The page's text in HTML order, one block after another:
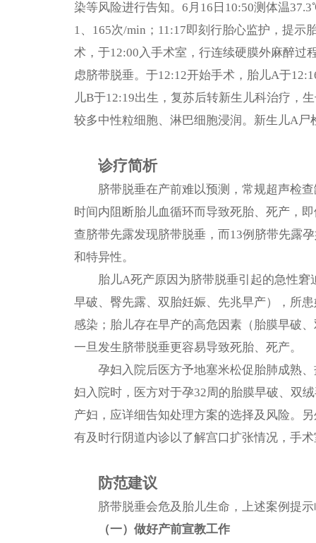
染等风险进行告知。6月16日10:50测体温
1、165次/min；11:17即刻行胎心监护，提
术，于12:00入手术室，行连续硬膜外麻醉过
虑脐带脱垂。于12:12开始手术，胎儿A于
儿B于12:19出生，复苏后转新生儿科治疗，
较多中性粒细胞、淋巴细胞浸润。新生儿A
诊疗简析
脐带脱垂在产前难以预测，常规超声检
时间内阻断胎儿血循环而导致死胎、死产，
查脐带先露发现脐带脱垂，而13例脐带先露
和特异性。
胎儿A死产原因为脐带脱垂引起的急性
早破、臀先露、双胎妊娠、先兆早产），所
感染；胎儿存在早产的高危因素（胎膜早破
一旦发生脐带脱垂更容易导致死胎、死产。
孕妇入院后医方予地塞米松促胎肺成熟
妇入院时，医方对于孕32周的胎膜早破、双
产妇，应详细告知处理方案的选择及风险。
有及时行阴道内诊以了解宫口扩张情况，手
防范建议
脐带脱垂会危及胎儿生命，上述案例提
（一）做好产前宣教工作